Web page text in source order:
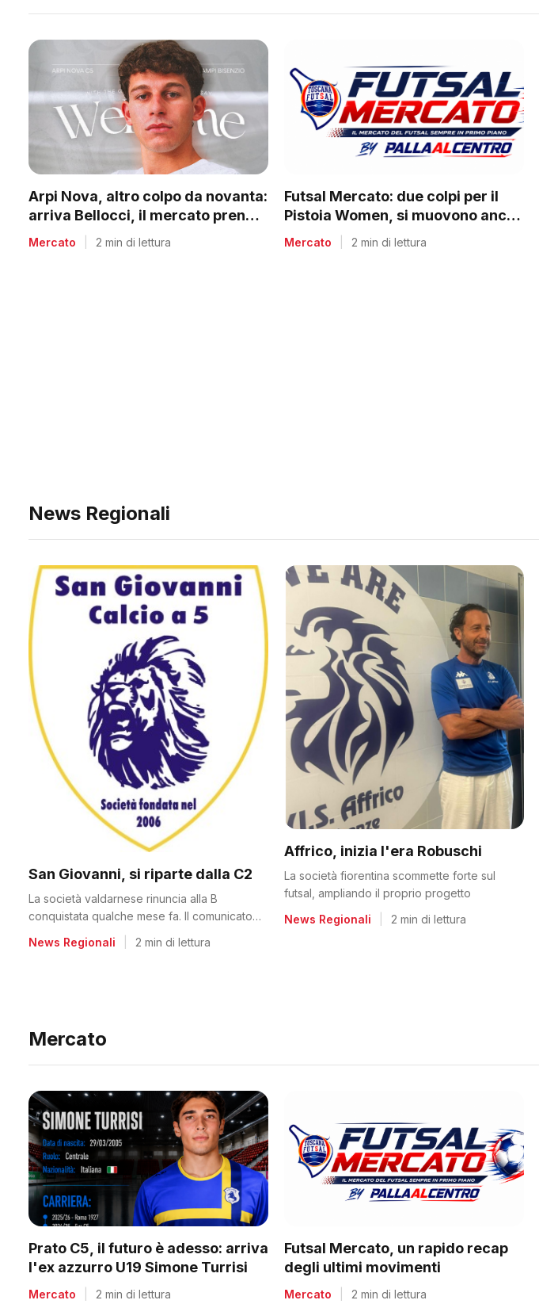
Arpi Nova, altro colpo da novanta:
arriva Bellocci, il mercato prende
quota
Mercato 2 min di lettura
Futsal Mercato: due colpi per il
Pistoia Women, si muovono anche
tanti club del regionale
Mercato 2 min di lettura
News Regionali
San Giovanni, si riparte dalla C2
La società valdarnese rinuncia alla B
conquistata qualche mese fa. Il comunicato
News Regionali 2 min di lettura
Affrico, inizia l'era Robuschi
La società fiorentina scommette forte sul
futsal, ampliando il proprio progetto
News Regionali
2 min di lettura
Mercato
Prato C5, il futuro è adesso: arriva
l'ex azzurro U19 Simone Turrisi
Mercato 2 min di lettura
Futsal Mercato, un rapido recap
degli ultimi movimenti
Mercato 2 min di lettura